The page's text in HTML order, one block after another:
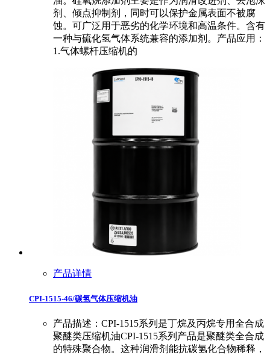
剂、倾点抑制剂，同时可以保护金属表面不被腐
蚀。可广泛用于恶劣的化学环境和高温条件。含有
一种与硫化氢气体系统兼容的添加剂。产品应用：
1.气体螺杆压缩机的
产品详情
CPI-1515-46/碳氢气体压缩机油
产品描述：CPI-1515系列是丁烷及丙烷专用全合成
聚醚类压缩机油CPI-1515系列产品是聚醚类全合成
的特殊聚合物。这种润滑剂能抗碳氢化合物稀释，